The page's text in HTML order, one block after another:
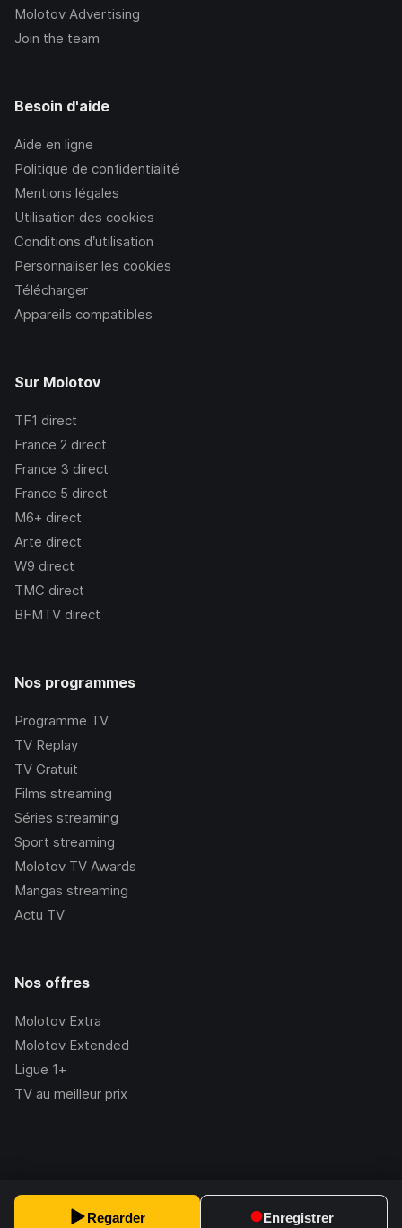
Regarder Enregistrer
Molotov Advertising
Join the team
Besoin d'aide
Aide en ligne
Politique de confidentialité
Mentions légales
Utilisation des cookies
Conditions d’utilisation
Personnaliser les cookies
Télécharger
Appareils compatibles
Sur Molotov
TF1 direct
France 2 direct
France 3 direct
France 5 direct
M6+ direct
Arte direct
W9 direct
TMC direct
BFMTV direct
Nos programmes
Programme TV
TV Replay
TV Gratuit
Films streaming
Séries streaming
Sport streaming
Molotov TV Awards
Mangas streaming
Actu TV
Nos offres
Molotov Extra
Molotov Extended
Ligue 1+
TV au meilleur prix
2.228.1